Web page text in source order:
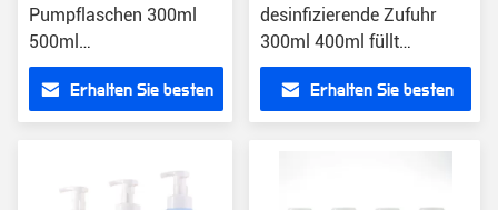
Pumpflaschen 300ml
500ml
Handtransparentes
Plastik-HAUSTIER
nachfüllbar
Erhalten Sie besten
desinfizierende Zufuhr
300ml 400ml füllt
Handdesinfizierer-leere
Plastikpumpe ab
Erhalten Sie besten